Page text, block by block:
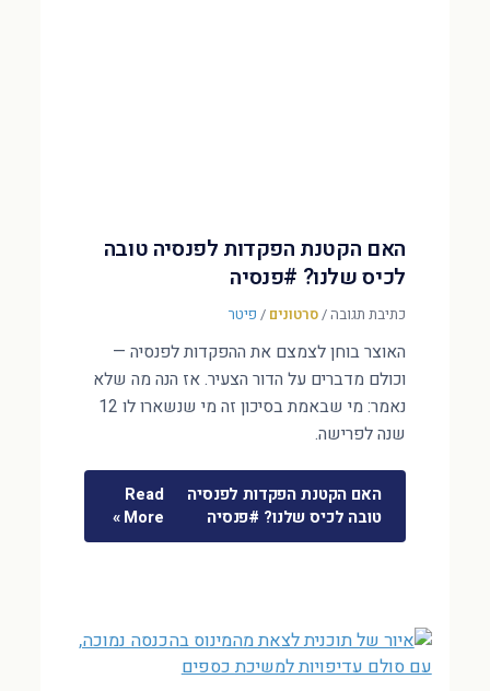
האם הקטנת הפקדות לפנסיה טובה
לכיס שלנו? #פנסיה
כתיבת תגובה/סרטונים / פיטר
האוצר בוחן לצמצם את ההפקדות לפנסיה —
וכולם מדברים על הדור הצעיר. אז הנה מה שלא
נאמר: מי שבאמת בסיכון זה מי שנשארו לו 12
שנה לפרישה.
האם הקטנת הפקדות לפנסיה
טובה לכיס שלנו? #פנסיה
Read
More »